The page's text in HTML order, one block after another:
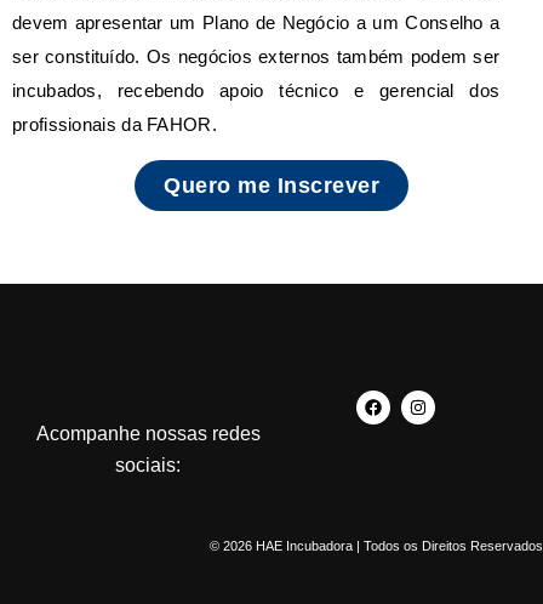
devem apresentar um Plano de Negócio a um Conselho a
ser constituído. Os negócios externos também podem ser
incubados, recebendo apoio técnico e gerencial dos
profissionais da FAHOR.
Quero me Inscrever
Acompanhe nossas redes
sociais:
© 2026 HAE Incubadora | Todos os Direitos Reservados